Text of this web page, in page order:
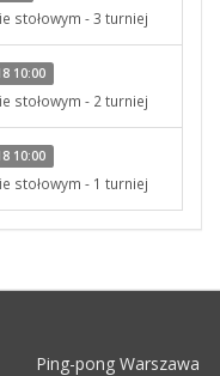
stołowym - 3 turniej
10:00
stołowym - 2 turniej
10:00
stołowym - 1 turniej
Ping-pong Warszawa